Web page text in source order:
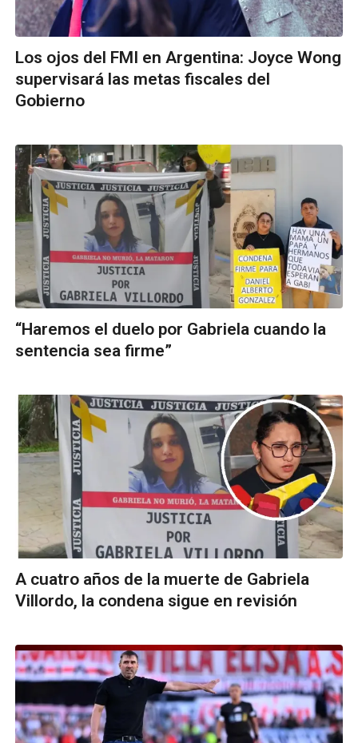
Los ojos del FMI en Argentina: Joyce Wong
supervisará las metas fiscales del
Gobierno
“Haremos el duelo por Gabriela cuando la
sentencia sea firme”
A cuatro años de la muerte de Gabriela
Villordo, la condena sigue en revisión